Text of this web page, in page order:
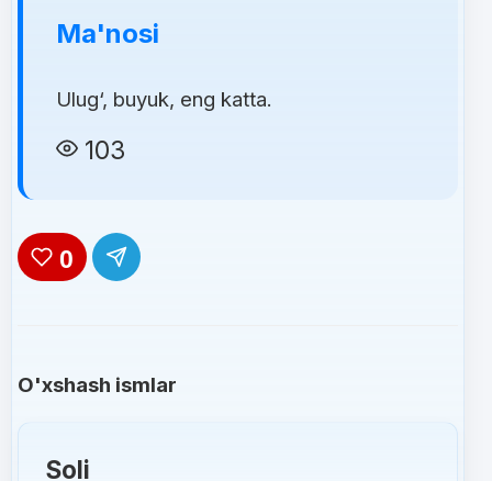
Ma'nosi
Ulug‘, buyuk, eng katta.
103
0
O'xshash ismlar
Soli